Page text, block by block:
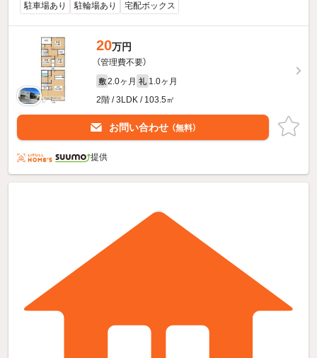
駐車場あり 駐輪場あり 宅配ボックス
20万円
（管理費不要）
敷 2.0ヶ月 礼 1.0ヶ月
2階 / 3LDK / 103.5㎡
お問い合わせ （無料）
提供